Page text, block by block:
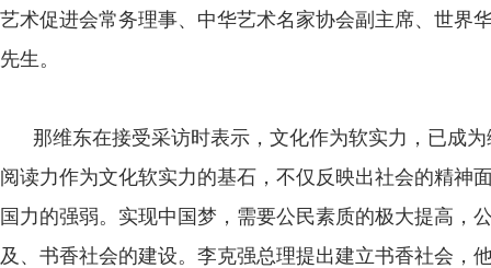
艺术促进会常务理事、中华艺术名家协会副主席、世界
先生。
那维东在接受采访时表示，文化作为软实力，已成
阅读力作为文化软实力的基石，不仅反映出社会的精神
国力的强弱。实现中国梦，需要公民素质的极大提高，
及、书香社会的建设。李克强总理提出建立书香社会，